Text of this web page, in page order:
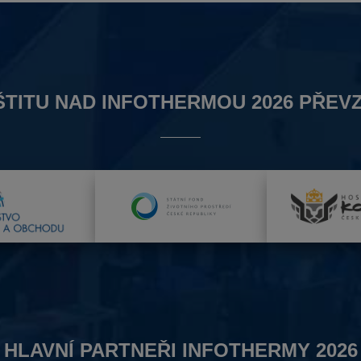
NAD INFOTHERMOU 2026
HLAVNÍ PARTNEŘI INFOTHERMY 2026